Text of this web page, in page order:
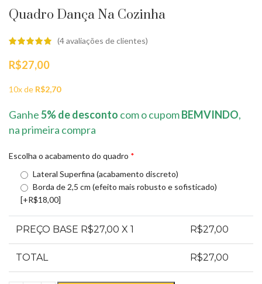
Quadro Dança Na Cozinha
(4avaliações de clientes)
R$27,00
10x de R$2,70
Ganhe5% de desconto com o cupomBEMVINDO,
na primeira compra
Escolha o acabamento do quadro *
Lateral Superfina (acabamento discreto)
Borda de 2,5 cm (efeito mais robusto e sofisticado)
[+R$18,00]
PREÇO BASE R$27,00 X 1 R$27,00
TOTAL R$27,00